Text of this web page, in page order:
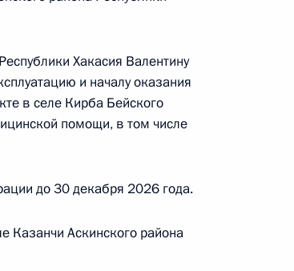
Президента
анализа социальных
года
проведённого по поручению
Российской Федерации
Хакасия Валентину
и началу оказания
в селе Кирба Бейского
помощи, в том числе
до 30 декабря 2026 года.
Казанчи Аскинского района